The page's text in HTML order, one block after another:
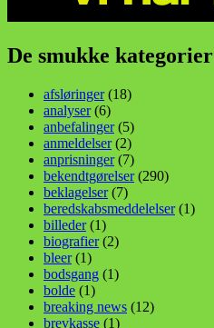
De smukke kategorier
afsløringer(18)
analyser(6)
anbefalinger(5)
anmeldelser(2)
anprisninger(7)
bekendtgørelser(290)
beklagelser(7)
beredskabsmeddelelser(1)
billeder(1)
biografier(2)
bleer(1)
bodsgang (1)
bolde (1)
breaking news (12)
brevkasse (1)